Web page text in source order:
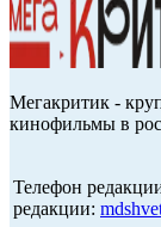
Мегакритик -
кинофильмы в
Телефон
редакции: